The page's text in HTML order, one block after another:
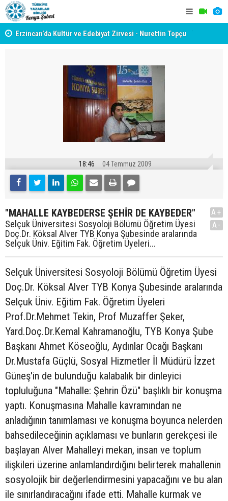
Erzincan’da Kültür ve Edebiyat Zirvesi - Nurettin Topçu
18:46 04 Temmuz 2009
"MAHALLE KAYBEDERSE ŞEHİR DE KAYBEDER"
Selçuk Üniversitesi Sosyoloji Bölümü Öğretim Üyesi
Doç.Dr. Köksal Alver TYB Konya Şubesinde aralarında
Selçuk Üniv. Eğitim Fak. Öğretim Üyeleri...
A+
A-
Selçuk Üniversitesi Sosyoloji Bölümü Öğretim Üyesi
Doç.Dr. Köksal Alver TYB Konya Şubesinde aralarında
Selçuk Üniv. Eğitim Fak. Öğretim Üyeleri
Prof.Dr.Mehmet Tekin, Prof Muzaffer Şeker,
Yard.Doç.Dr.Kemal Kahramanoğlu, TYB Konya Şube
Başkanı Ahmet Köseoğlu, Aydınlar Ocağı Başkanı
Dr.Mustafa Güçlü, Sosyal Hizmetler İl Müdürü İzzet
Güneş'in de bulunduğu kalabalık bir dinleyici
topluluğuna "Mahalle: Şehrin Özü" başlıklı bir konuşma
yaptı. Konuşmasına Mahalle kavramından ne
anladığının tanımlaması ve konuşma boyunca nelerden
bahsedileceğinin açıklaması ve bunların gerekçesi ile
başlayan Alver Mahalleyi mekan, insan ve toplum
ilişkileri üzerine anlamlandırdığını belirterek mahallenin
sosyolojik bir değerlendirmesini yapacağını ve bu alan
ile sınırlandıracağını ifade etti. Mahalle kurmak ve